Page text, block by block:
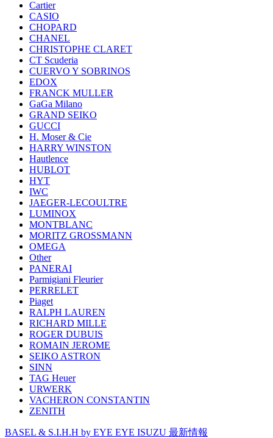
Cartier
CASIO
CHOPARD
CHANEL
CHRISTOPHE CLARET
CT Scuderia
CUERVO Y SOBRINOS
EDOX
FRANCK MULLER
GaGa Milano
GRAND SEIKO
GUCCI
H. Moser & Cie
HARRY WINSTON
Hautlence
HUBLOT
HYT
IWC
JAEGER-LECOULTRE
LUMINOX
MONTBLANC
MORITZ GROSSMANN
OMEGA
Other
PANERAI
Parmigiani Fleurier
PERRELET
Piaget
RALPH LAUREN
RICHARD MILLE
ROGER DUBUIS
ROMAIN JEROME
SEIKO ASTRON
SINN
TAG Heuer
URWERK
VACHERON CONSTANTIN
ZENITH
BASEL & S.I.H.H by EYE EYE ISUZU 最新情報